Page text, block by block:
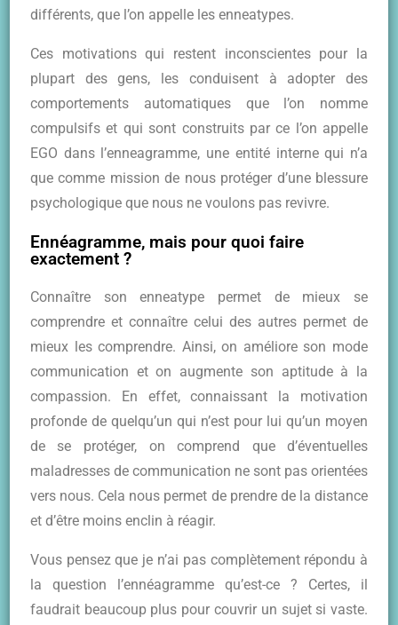
différents, que l’on appelle les enneatypes.
Ces motivations qui restent inconscientes pour la
plupart des gens, les conduisent à adopter des
comportements automatiques que l’on nomme
compulsifs et qui sont construits par ce l’on appelle
EGO dans l’enneagramme, une entité interne qui n’a
que comme mission de nous protéger d’une blessure
psychologique que nous ne voulons pas revivre.
Ennéagramme, mais pour quoi faire
exactement ?
Connaître son enneatype permet de mieux se
comprendre et connaître celui des autres permet de
mieux les comprendre. Ainsi, on améliore son mode
communication et on augmente son aptitude à la
compassion. En effet, connaissant la motivation
profonde de quelqu’un qui n’est pour lui qu’un moyen
de se protéger, on comprend que d’éventuelles
maladresses de communication ne sont pas orientées
vers nous. Cela nous permet de prendre de la distance
et d’être moins enclin à réagir.
Vous pensez que je n’ai pas complètement répondu à
la question l’ennéagramme qu’est-ce ? Certes, il
faudrait beaucoup plus pour couvrir un sujet si vaste.